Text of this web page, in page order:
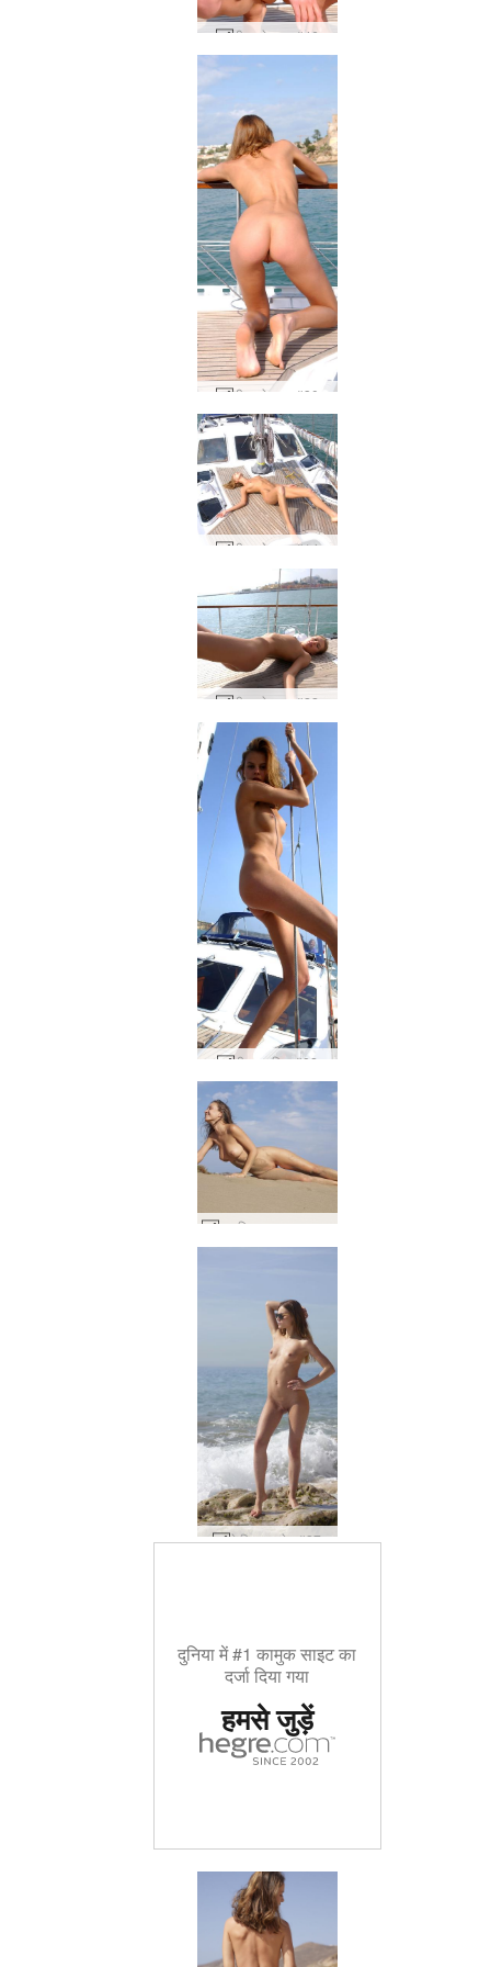
वीका डेक पर #46
वीका डेक पर #30
वीका डेक पर #14
वीका डेक पर #22
वीका नाविक #82
नतालिया एक समुद्र तट प्रदर्शक #2
केन्सिया द मेड #27
दुनिया में #1 कामुक साइट का
दर्जा दिया गया
हमसे जुड़ें